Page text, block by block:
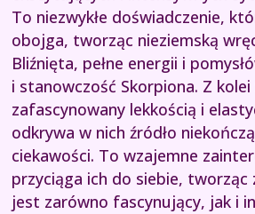
To niezwykłe doświadczenie,
obojga, tworząc nieziemską
Bliźnięta, pełne energii i
i stanowczość Skorpiona. Z kolei
zafascynowany lekkością i
odkrywa w nich źródło
ciekawości. To wzajemne
przyciąga ich do siebie, tworząc
jest zarówno fascynujący, jak i